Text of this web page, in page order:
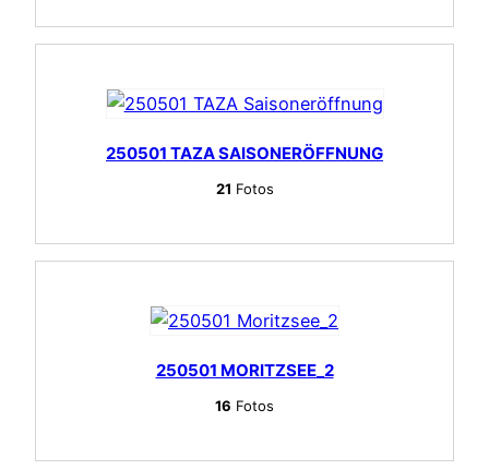
250501 TAZA SAISONERÖFFNUNG
21 Fotos
250501 MORITZSEE_2
16 Fotos